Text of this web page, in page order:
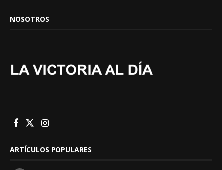
NOSOTROS
ARTÍCULOS POPULARES